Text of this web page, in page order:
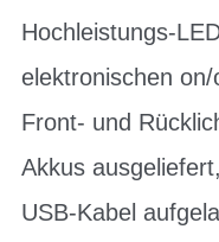
Hochleistungs-
elektronischen
Front- und
Akkus
USB-Kabel